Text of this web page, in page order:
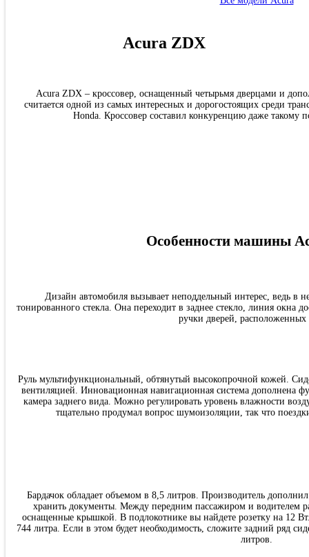
Acura ZDX
Acura ZDX – кроссовер, оснащенный четырьмя дверцами и
считается одной из самых интересных и дорогостоящих среди
Honda. Кроссовер составил конкуренцию даже такому
Особенности машины
Дизайн автомобиля вызывает неподдельный интерес, ведь в
тонированного стекла. Она переходит в заднее стекло, линия окна
ручки дверей, расположенных
Руль мультифункциональный, обтянутый высокопрочной кожей.
вентиляцией. Инновационная навигационная система дополнена
камера заднего вида. Можно регулировать уровень влажности
тщательно продумал вопрос шумоизоляции, так что
Бардачок обладает объемом в 8,5 литров. Производитель
хранить документы. Между передним пассажиром и водителем
оснащенные крышкой. В подлокотнике вы найдете розетку на 12
744 литра. Если в этом будет необходимость, сложите задний ряд
литров.